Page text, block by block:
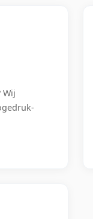
Wij